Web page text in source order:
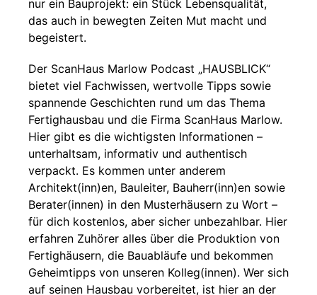
nur ein Bauprojekt: ein Stück Lebensqualität,
das auch in bewegten Zeiten Mut macht und
begeistert.
Der ScanHaus Marlow Podcast „HAUSBLICK“
bietet viel Fachwissen, wertvolle Tipps sowie
spannende Geschichten rund um das Thema
Fertighausbau und die Firma ScanHaus Marlow.
Hier gibt es die wichtigsten Informationen –
unterhaltsam, informativ und authentisch
verpackt. Es kommen unter anderem
Architekt(inn)en, Bauleiter, Bauherr(inn)en sowie
Berater(innen) in den Musterhäusern zu Wort –
für dich kostenlos, aber sicher unbezahlbar. Hier
erfahren Zuhörer alles über die Produktion von
Fertighäusern, die Bauabläufe und bekommen
Geheimtipps von unseren Kolleg(innen). Wer sich
auf seinen Hausbau vorbereitet, ist hier an der